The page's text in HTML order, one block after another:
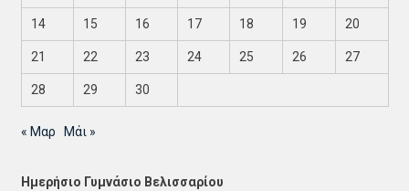
14 15 16 17 18 19 20
21 22 23 24 25 26 27
28 29 30
« Μαρ Μάι »
Ημερήσιο Γυμνάσιο Βελισσαρίου